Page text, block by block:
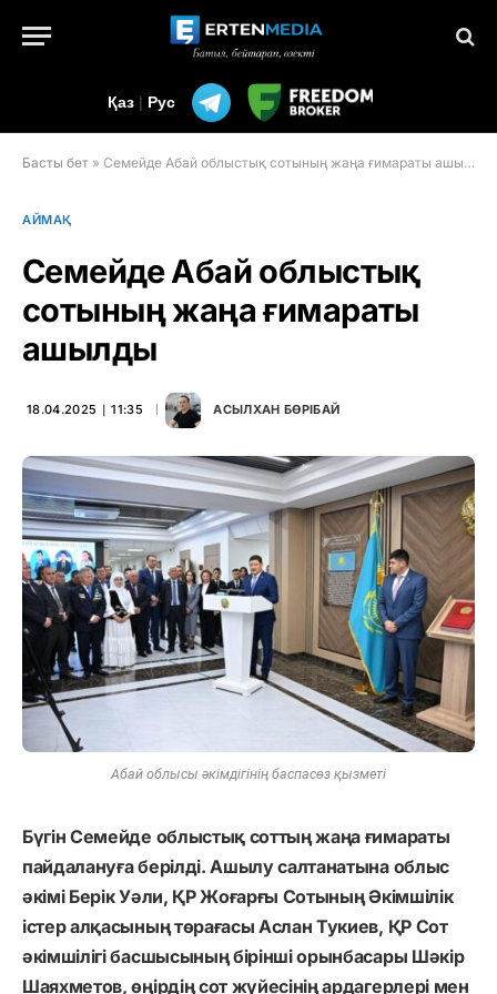
Қаз | Рус
Басты бет » Семейде Абай облыстық сотының жаңа ғимараты ашылды
АЙМАҚ
Семейде Абай облыстық
сотының жаңа ғимараты
ашылды
18.04.2025 ∣ 11:35 АСЫЛХАН БӨРІБАЙ
Абай облысы әкімдігінің баспасөз қызметі
Бүгін Семейде облыстық соттың жаңа ғимараты
пайдалануға берілді. Ашылу салтанатына облыс
әкімі Берік Уәли, ҚР Жоғарғы Сотының Әкімшілік
істер алқасының төрағасы Аслан Тукиев, ҚР Сот
әкімшілігі басшысының бірінші орынбасары Шәкір
Шаяхметов, өңірдің сот жүйесінің ардагерлері мен